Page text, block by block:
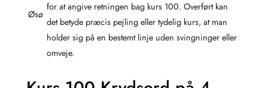
Øsø
for at angive retningen bag kurs 100. Overført kan
det betyde præcis pejling eller tydelig kurs, at man
holder sig på en bestemt linje uden svingninger eller
omveje.